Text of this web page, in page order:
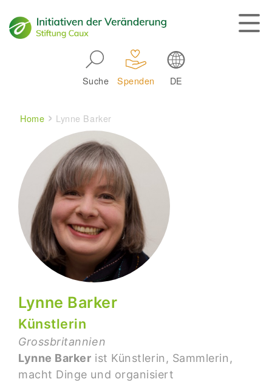
Suche Spenden DE
Breadcrumb
Home Lynne Barker
Lynne Barker
Künstlerin
Grossbritannien
Lynne Barker ist Künstlerin, Sammlerin,
macht Dinge und organisiert